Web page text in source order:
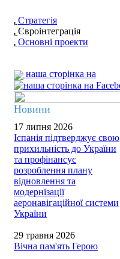
Стратегія
Євроінтеграція
Основні проекти
наша сторінка на
Новини
17 липня 2026
Іспанія підтверджує свою
прихильність до України
та профінансує
розроблення плану
відновлення та
модернізації
аеронавігаційної системи
України
29 травня 2026
Вічна пам'ять Герою